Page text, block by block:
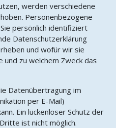
werden verschiedene
Personenbezogene
persönlich identifiziert
Datenschutzerklärung
und wofür wir sie
und zu welchem Zweck das
Datenübertragung im
per E-Mail)
Ein lückenloser Schutz der
ist nicht möglich.